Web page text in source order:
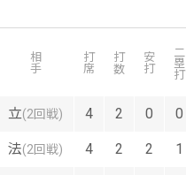
相手 打席 打数 安打 二塁打
立(2回戦) 4 2 0 0
法(2回戦) 4 2 2 1